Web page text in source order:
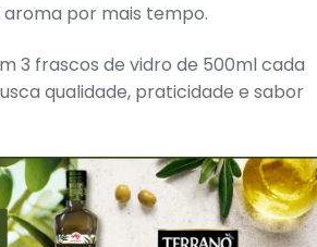
por mais tempo.
3 frascos de vidro de 500ml cada
qualidade, praticidade e sabor